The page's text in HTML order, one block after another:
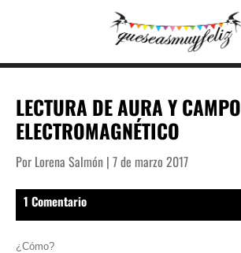
LECTURA DE AURA Y CAMPO
ELECTROMAGNÉTICO
Por Lorena Salmón | 7 de marzo 2017
1 Comentario
¿Cómo?